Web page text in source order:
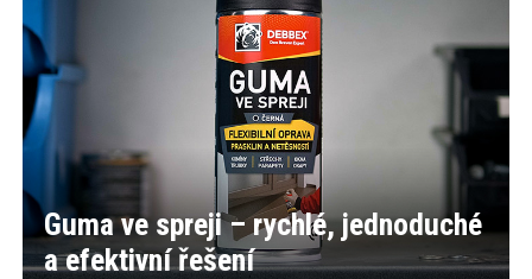
Guma ve spreji – rychlé, jednoduché
a efektivní řešení